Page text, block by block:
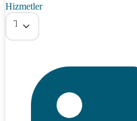
Hizmetler
Tümü